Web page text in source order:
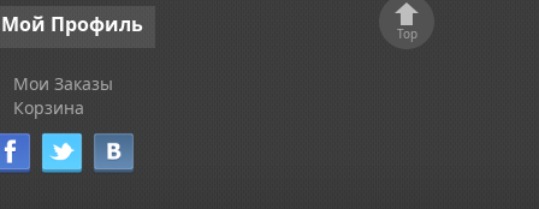
Мой Профиль
Мои Заказы
Корзина
Top